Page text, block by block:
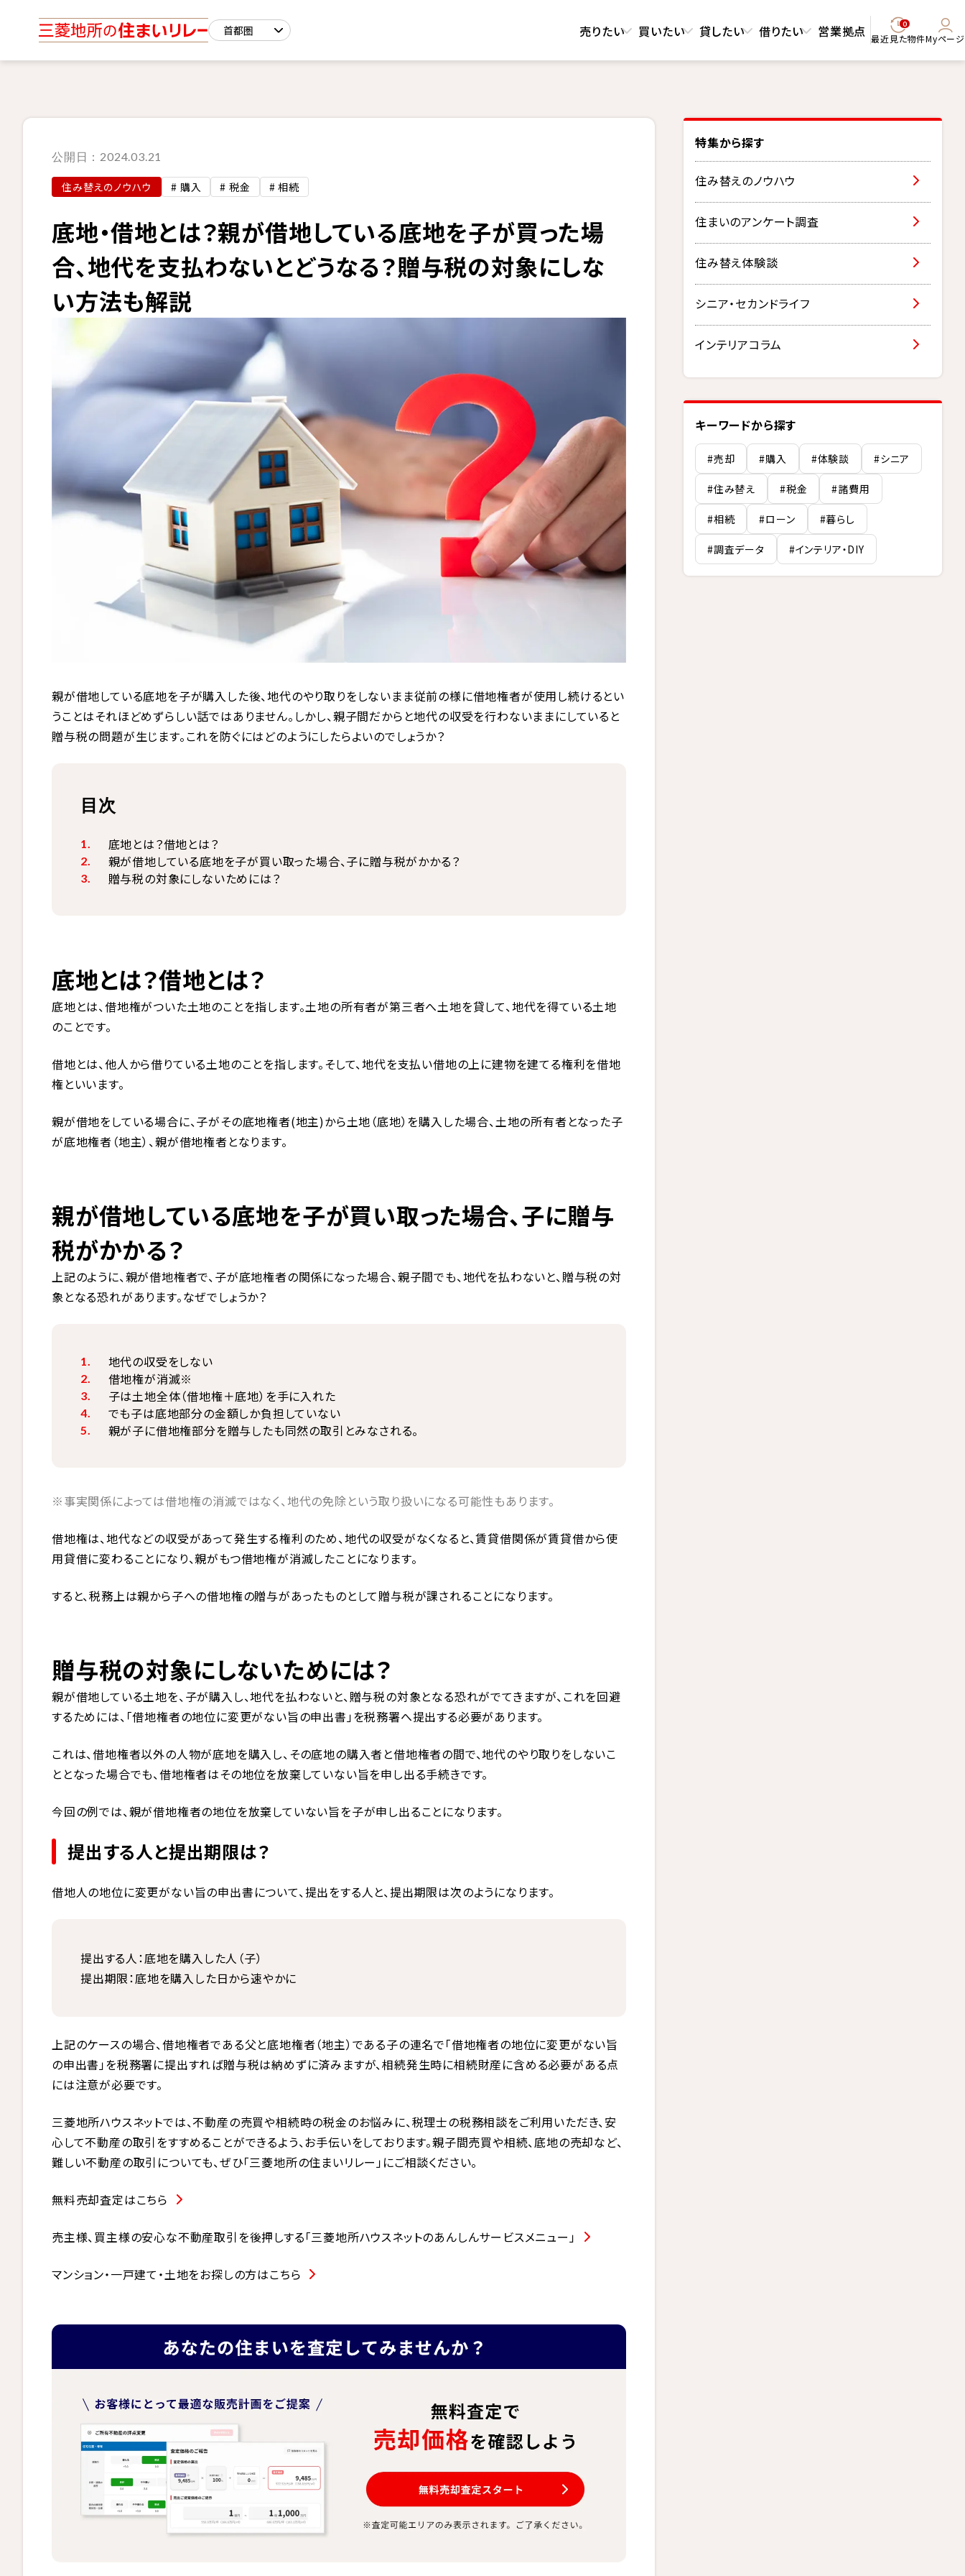
売りたい 買いたい 貸したい 借りたい 営業拠点 0
最近見た物件Myページ
公開日： 2024.03.21
住み替えのノウハウ # 購入 # 税金 # 相続
底地・借地とは？親が借地している底地を子が買った場
合、地代を支払わないとどうなる？贈与税の対象にしな
い方法も解説
親が借地している底地を子が購入した後、地代のやり取りをしないまま従前の様に借地権者が使用し続けるとい
うことはそれほどめずらしい話ではありません。しかし、親子間だからと地代の収受を行わないままにしていると
贈与税の問題が生じます。これを防ぐにはどのようにしたらよいのでしょうか？
目次
底地とは？借地とは？
親が借地している底地を子が買い取った場合、子に贈与税がかかる？
贈与税の対象にしないためには？
底地とは？借地とは？
底地とは、借地権がついた土地のことを指します。土地の所有者が第三者へ土地を貸して、地代を得ている土地
のことです。
借地とは、他人から借りている土地のことを指します。そして、地代を支払い借地の上に建物を建てる権利を借地
権といいます。
親が借地をしている場合に、子がその底地権者(地主)から土地（底地）を購入した場合、土地の所有者となった子
が底地権者（地主）、親が借地権者となります。
親が借地している底地を子が買い取った場合、子に贈与
税がかかる？
上記のように、親が借地権者で、子が底地権者の関係になった場合、親子間でも、地代を払わないと、贈与税の対
象となる恐れがあります。なぜでしょうか？
地代の収受をしない
借地権が消滅※
子は土地全体（借地権＋底地）を手に入れた
でも子は底地部分の金額しか負担していない
親が子に借地権部分を贈与したも同然の取引とみなされる。
※事実関係によっては借地権の消滅ではなく、地代の免除という取り扱いになる可能性もあります。
借地権は、地代などの収受があって発生する権利のため、地代の収受がなくなると、賃貸借関係が賃貸借から使
用貸借に変わることになり、親がもつ借地権が消滅したことになります。
すると、税務上は親から子への借地権の贈与があったものとして贈与税が課されることになります。
贈与税の対象にしないためには？
親が借地している土地を、子が購入し、地代を払わないと、贈与税の対象となる恐れがでてきますが、これを回避
するためには、「借地権者の地位に変更がない旨の申出書」を税務署へ提出する必要があります。
これは、借地権者以外の人物が底地を購入し、その底地の購入者と借地権者の間で、地代のやり取りをしないこ
ととなった場合でも、借地権者はその地位を放棄していない旨を申し出る手続きです。
今回の例では、親が借地権者の地位を放棄していない旨を子が申し出ることになります。
提出する人と提出期限は？
借地人の地位に変更がない旨の申出書について、提出をする人と、提出期限は次のようになります。
提出する人：底地を購入した人（子）
提出期限：底地を購入した日から速やかに
上記のケースの場合、借地権者である父と底地権者（地主）である子の連名で「借地権者の地位に変更がない旨
の申出書」を税務署に提出すれば贈与税は納めずに済みますが、相続発生時に相続財産に含める必要がある点
には注意が必要です。
三菱地所ハウスネットでは、不動産の売買や相続時の税金のお悩みに、税理士の税務相談をご利用いただき、安
心して不動産の取引をすすめることができるよう、お手伝いをしております。親子間売買や相続、底地の売却など、
難しい不動産の取引についても、ぜひ「三菱地所の住まいリレー」にご相談ください。
無料売却査定はこちら
売主様、買主様の安心な不動産取引を後押しする「三菱地所ハウスネットのあんしんサービスメニュー」
マンション・一戸建て・土地をお探しの方はこちら
特集から探す
住み替えのノウハウ
住まいのアンケート調査
住み替え体験談
シニア・セカンドライフ
インテリアコラム
キーワードから探す
#売却 #購入 #体験談 #シニア
#住み替え #税金 #諸費用
#相続 #ローン #暮らし
#調査データ #インテリア・DIY